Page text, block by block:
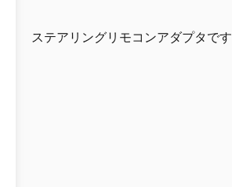
ステアリングリモコンアダプタです